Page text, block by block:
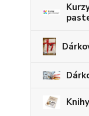
Knihy